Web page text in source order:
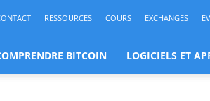
RESSOURCES COURS EXCHANGES
BITCOIN LOGICIELS ET